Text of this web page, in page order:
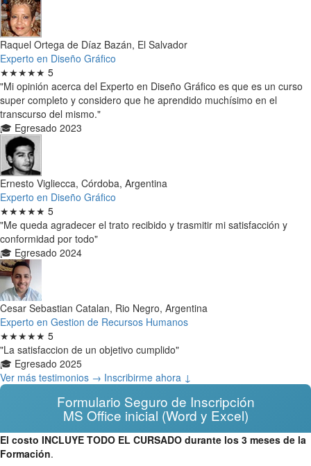
Raquel Ortega de Díaz Bazán, El Salvador
Experto en Diseño Gráfico
★★★★★ 5
"Mi opinión acerca del Experto en Diseño Gráfico es que es un curso
super completo y considero que he aprendido muchísimo en el
transcurso del mismo."
🎓 Egresado 2023
Ernesto Vigliecca, Córdoba, Argentina
Experto en Diseño Gráfico
★★★★★ 5
"Me queda agradecer el trato recibido y trasmitir mi satisfacción y
conformidad por todo"
🎓 Egresado 2024
Cesar Sebastian Catalan, Rio Negro, Argentina
Experto en Gestion de Recursos Humanos
★★★★★ 5
"La satisfaccion de un objetivo cumplido"
🎓 Egresado 2025
Ver más testimonios → Inscribirme ahora ↓
Formulario Seguro de Inscripción
MS Office inicial (Word y Excel)
El costo INCLUYE TODO EL CURSADO durante los 3 meses de la
Formación.